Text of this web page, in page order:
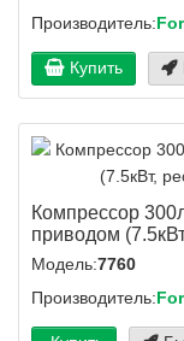
Производитель:
Купить
Компрессор
приводом
Модель:7760
Производитель: